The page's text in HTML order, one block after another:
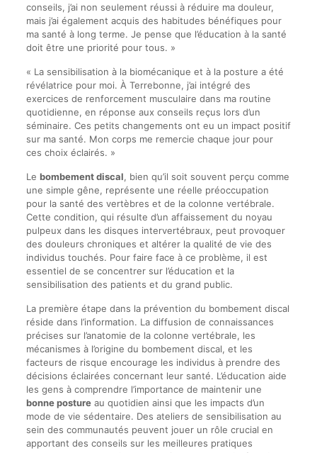
conseils, j’ai non seulement réussi à réduire ma douleur,
mais j’ai également acquis des habitudes bénéfiques pour
ma santé à long terme. Je pense que l’éducation à la santé
doit être une priorité pour tous. »
« La sensibilisation à la biomécanique et à la posture a été
révélatrice pour moi. À Terrebonne, j’ai intégré des
exercices de renforcement musculaire dans ma routine
quotidienne, en réponse aux conseils reçus lors d’un
séminaire. Ces petits changements ont eu un impact positif
sur ma santé. Mon corps me remercie chaque jour pour
ces choix éclairés. »
Le bombement discal, bien qu’il soit souvent perçu comme
une simple gêne, représente une réelle préoccupation
pour la santé des vertèbres et de la colonne vertébrale.
Cette condition, qui résulte d’un affaissement du noyau
pulpeux dans les disques intervertébraux, peut provoquer
des douleurs chroniques et altérer la qualité de vie des
individus touchés. Pour faire face à ce problème, il est
essentiel de se concentrer sur l’éducation et la
sensibilisation des patients et du grand public.
La première étape dans la prévention du bombement discal
réside dans l’information. La diffusion de connaissances
précises sur l’anatomie de la colonne vertébrale, les
mécanismes à l’origine du bombement discal, et les
facteurs de risque encourage les individus à prendre des
décisions éclairées concernant leur santé. L’éducation aide
les gens à comprendre l’importance de maintenir une
bonne postureau quotidien ainsi que les impacts d’un
mode de vie sédentaire. Des ateliers de sensibilisation au
sein des communautés peuvent jouer un rôle crucial en
apportant des conseils sur les meilleures pratiques